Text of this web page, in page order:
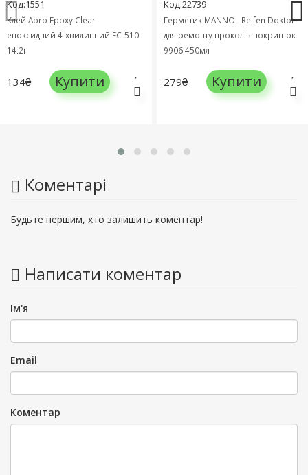
Код:1551
Клей Abro Epoxy Clear
епоксидний 4-хвилинний EC-510
14,2г
134₴ Купити
Код:22739
Герметик MANNOL Relfen Doktor
для ремонту проколів покришок
9906 450мл
279₴ Купити
Коментарі
Будьте першим, хто залишить коментар!
Написати коментар
Ім'я
Email
Коментар